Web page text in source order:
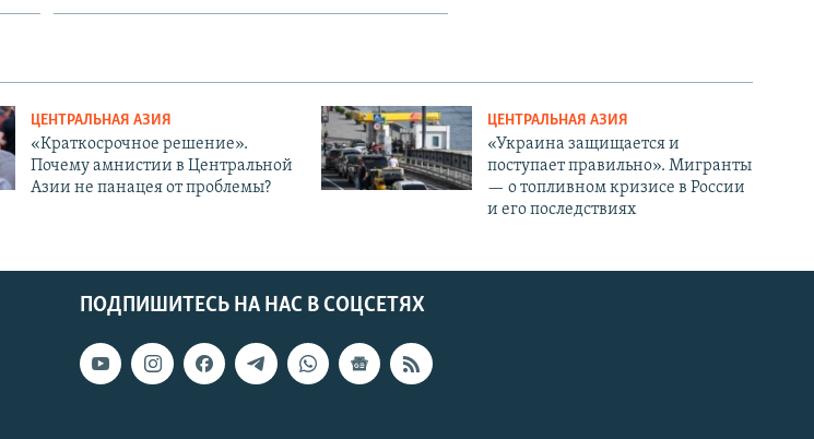
ЦЕНТРАЛЬНАЯ АЗИЯ
«Краткосрочное решение».
Почему амнистии в Центральной
Азии не панацея от проблемы?
ЦЕНТРАЛЬНАЯ АЗИЯ
«Украина защищается и
поступает правильно». Мигранты
— о топливном кризисе в России
и его последствиях
ПОДПИШИТЕСЬ НА НАС В СОЦСЕТЯХ